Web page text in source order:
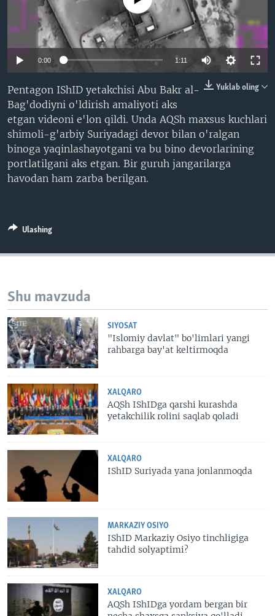
VIDEO
XABARLAR SURATLARDA
ODNOKLASSNIKI
TELEGRAM
0:00 1:11
Yuklab oling
Pentagon IShID yetakchisi Abu Bakr al-
Bag'dodiyni o'ldirish amaliyoti aks
etgan videoni e'lon qildi. Unda AQSh maxsus kuchlari
shimoli-g'arbiy Suriyadagi devor bilan o'ralgan
binoga yaqinlashayotgani va bu bino devorlarining
portlatilgani aks etgan. Bir guruh jangarilarga
havodan ham zarba berilgan.
Ulashing
Shu mavzuda
SIYOSAT
"Islomiy davlat" bo'limlari yangi
rahbarga bay'at keltirmoqda
XALQARO
AQSh IShIDga qarshi kurashda
yetakchilik rolini saqlab qoladi
XALQARO
IShID Suriyada yana jonlanmoqda
MARKAZIY OSIYO
IShID Markaziy Osiyo tinchligiga
tahdid solyaptimi?
XALQARO
AQSh IShIDga yordam bergan bir